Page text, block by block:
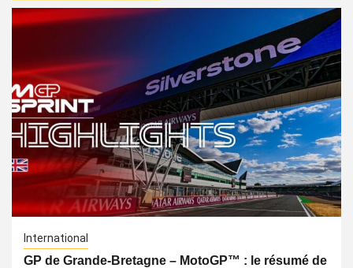
International
GP de Grande-Bretagne – MotoGP™ : le résumé de